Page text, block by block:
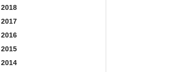
2018
2017
2016
2015
2014